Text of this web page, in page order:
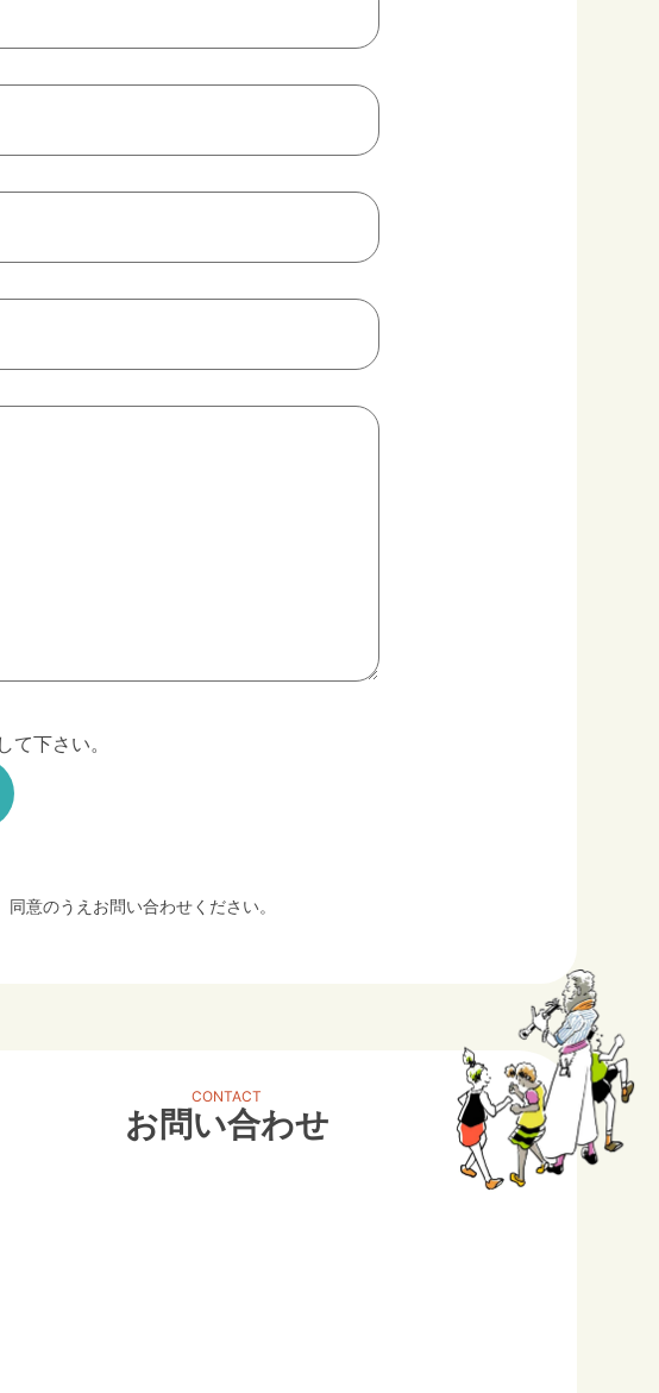
下さい。
同意のうえお問い合わせください。
CONTACT
お問い合わせ